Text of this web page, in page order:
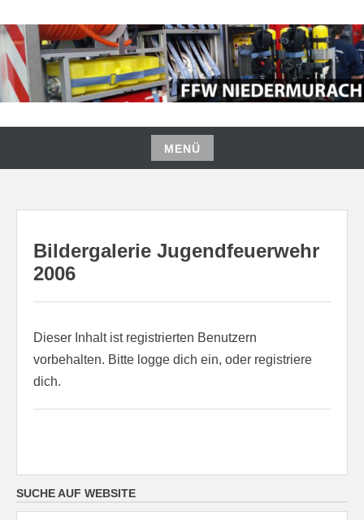
Inhalt
springen
FREIWILLIGE FEUERWEHR
NIEDERMURACH
MENÜ
Zum
springen
Bildergalerie Jugendfeuerwehr
2006
Dieser Inhalt ist registrierten Benutzern
vorbehalten. Bitte logge dich ein, oder registriere
dich.
SUCHE AUF WEBSITE